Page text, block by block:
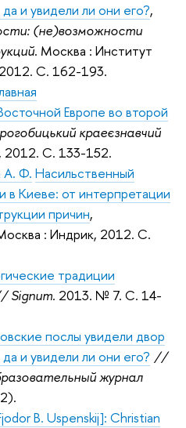
и увидели ли они его?,
(не)возможности
. Москва : Институт
С. 162-193.
Европе во второй
краеєзнавчий
2012. С. 133-152.
А. Ф. Насильственный
в Киеве: от интерпретации
причин,
: Индрик, 2012. С.
традиции
Signum. 2013. № 7. C. 14-
послы увидели двор
и увидели ли они его? //
журнал
B. Uspenskij]: Christian